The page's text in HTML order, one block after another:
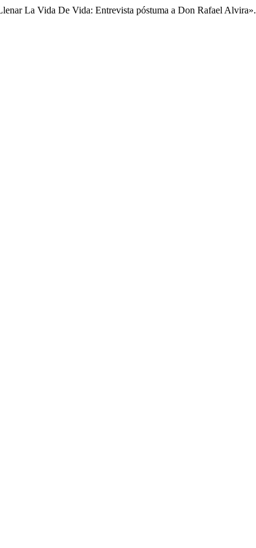
La Vida De Vida: Entrevista póstuma a Don Rafael Alvira».